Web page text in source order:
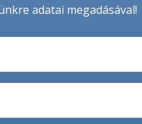
adatai megadásával!